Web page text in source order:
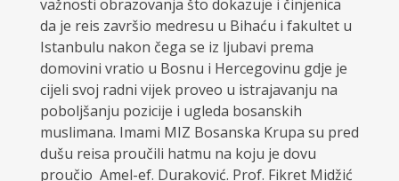
važnosti obrazovanja što dokazuje i činjenica
da je reis završio medresu u Bihaću i fakultet u
Istanbulu nakon čega se iz ljubavi prema
domovini vratio u Bosnu i Hercegovinu gdje je
cijeli svoj radni vijek proveo u istrajavanju na
poboljšanju pozicije i ugleda bosanskih
muslimana. Imami MIZ Bosanska Krupa su pred
dušu reisa proučili hatmu na koju je dovu
proučio Amel-ef. Duraković. Prof. Fikret Midžić